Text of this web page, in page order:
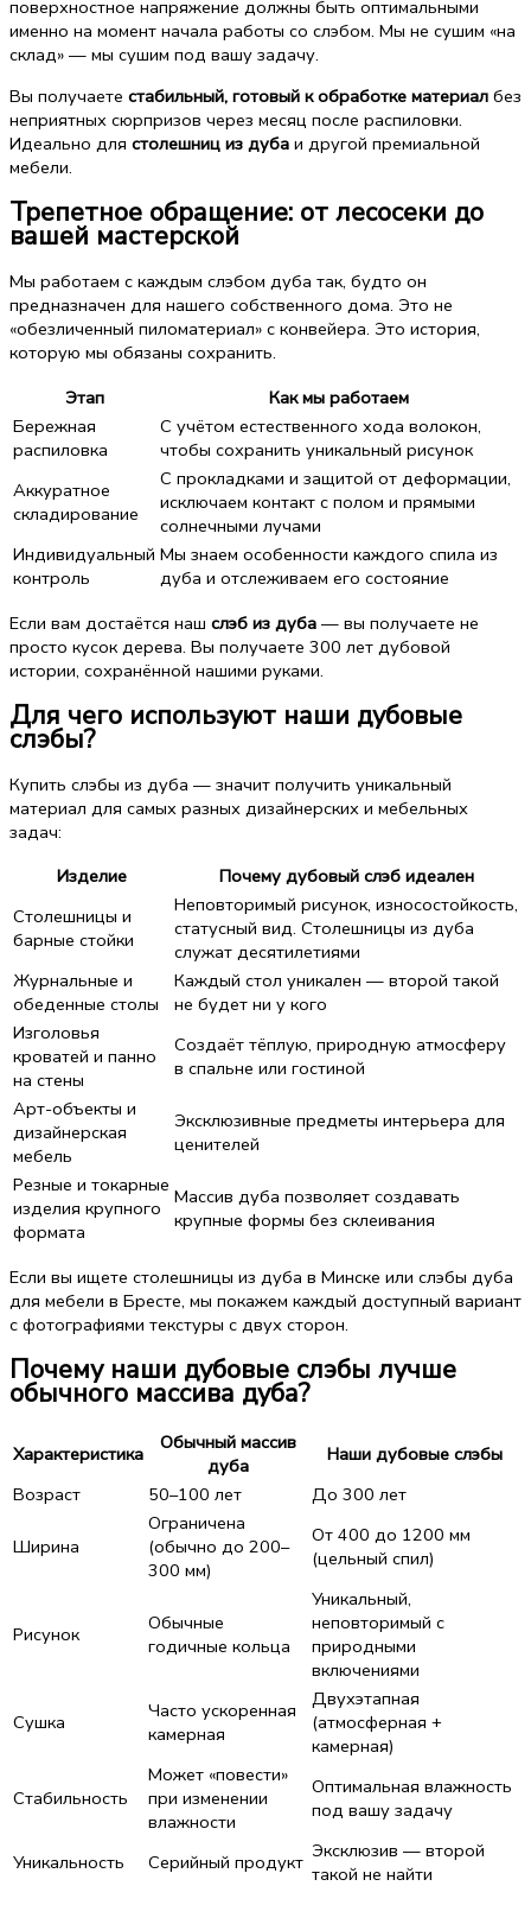
поверхностное напряжение должны быть оптимальными
именно на момент начала работы со слэбом. Мы не сушим «на
склад» — мы сушим под вашу задачу.
Вы получаете стабильный, готовый к обработке материал без
неприятных сюрпризов через месяц после распиловки.
Идеально для столешниц из дуба и другой премиальной
мебели.
Трепетное обращение: от лесосеки до
вашей мастерской
Мы работаем с каждым слэбом дуба так, будто он
предназначен для нашего собственного дома. Это не
«обезличенный пиломатериал» с конвейера. Это история,
которую мы обязаны сохранить.
Этап
Как мы работаем
Бережная
распиловка
С учётом естественного хода волокон,
чтобы сохранить уникальный рисунок
Аккуратное
складирование
С прокладками и защитой от деформации,
исключаем контакт с полом и прямыми
солнечными лучами
Индивидуальный
контроль
Мы знаем особенности каждого спила из
дуба и отслеживаем его состояние
Если вам достаётся наш слэб из дуба — вы получаете не
просто кусок дерева. Вы получаете 300 лет дубовой
истории, сохранённой нашими руками.
Для чего используют наши дубовые
слэбы?
Купить слэбы из дуба — значит получить уникальный
материал для самых разных дизайнерских и мебельных
задач:
Изделие
Почему дубовый слэб идеален
Столешницы и
барные стойки
Неповторимый рисунок, износостойкость,
статусный вид. Столешницы из дуба
служат десятилетиями
Журнальные и
обеденные столы
Каждый стол уникален — второй такой
не будет ни у кого
Изголовья
кроватей и панно
на стены
Создаёт тёплую, природную атмосферу
в спальне или гостиной
Арт-объекты и
дизайнерская
мебель
Эксклюзивные предметы интерьера для
ценителей
Резные и токарные
изделия крупного
формата
Массив дуба позволяет создавать
крупные формы без склеивания
Если вы ищете столешницы из дуба в Минске или слэбы дуба
для мебели в Бресте, мы покажем каждый доступный вариант
с фотографиями текстуры с двух сторон.
Почему наши дубовые слэбы лучше
обычного массива дуба?
Характеристика
Обычный массив
дуба
Наши дубовые слэбы
Возраст
50–100 лет До 300 лет
Ширина
Ограничена
(обычно до 200–
300 мм)
От 400 до 1200 мм
(цельный спил)
Рисунок
Обычные
годичные кольца
Уникальный,
неповторимый с
природными
включениями
Сушка
Часто ускоренная
камерная
Двухэтапная
(атмосферная +
камерная)
Стабильность
Может «повести»
при изменении
влажности
Оптимальная влажность
под вашу задачу
Уникальность Серийный продукт Эксклюзив — второй
такой не найти